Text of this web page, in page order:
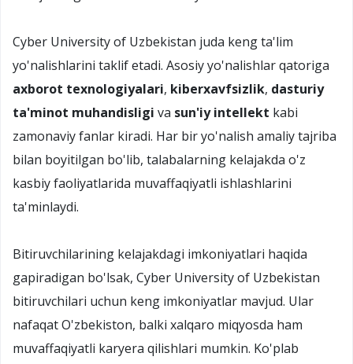
Cyber University of Uzbekistan juda keng ta'lim
yo'nalishlarini taklif etadi. Asosiy yo'nalishlar qatoriga
axborot texnologiyalari, kiberxavfsizlik, dasturiy
ta'minot muhandisligi va sun'iy intellekt kabi
zamonaviy fanlar kiradi. Har bir yo'nalish amaliy tajriba
bilan boyitilgan bo'lib, talabalarning kelajakda o'z
kasbiy faoliyatlarida muvaffaqiyatli ishlashlarini
ta'minlaydi.
Bitiruvchilarining kelajakdagi imkoniyatlari haqida
gapiradigan bo'lsak, Cyber University of Uzbekistan
bitiruvchilari uchun keng imkoniyatlar mavjud. Ular
nafaqat O'zbekiston, balki xalqaro miqyosda ham
muvaffaqiyatli karyera qilishlari mumkin. Ko'plab